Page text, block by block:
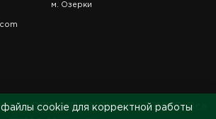
м. Озерки
ОГРНИП 325784700361023. Все
файлы cookie для корректной работы